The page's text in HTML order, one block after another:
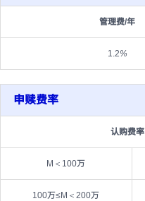
管理费/年
1.2%
申赎费率
认购费率
M＜100万
100万≤M＜200万